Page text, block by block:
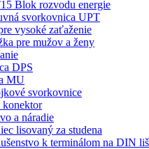
Blok rozvodu energie
svorkovnica UPT
vysoké zaťaženie
pre mužov a ženy
DPS
MU
svorkovnice
konektor
a náradie
lisovaný za studena
k terminálom na DIN